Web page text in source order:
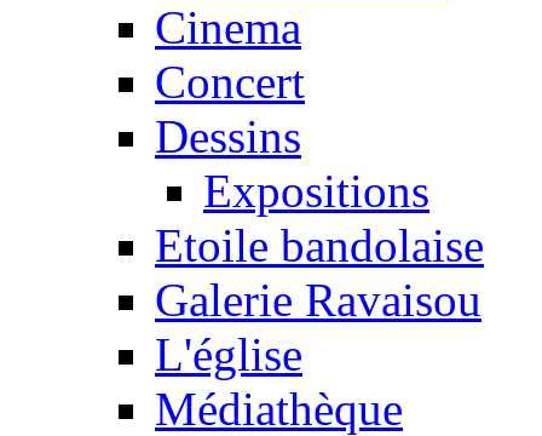
Cinema
Concert
Dessins
Expositions
Etoile bandolaise
Galerie Ravaisou
L'église
Médiathèque